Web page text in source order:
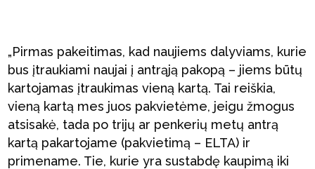
„Pirmas pakeitimas, kad naujiems dalyviams, kurie
bus įtraukiami naujai į antrąją pakopą – jiems būtų
kartojamas įtraukimas vieną kartą. Tai reiškia,
vieną kartą mes juos pakvietėme, jeigu žmogus
atsisakė, tada po trijų ar penkerių metų antrą
kartą pakartojame (pakvietimą – ELTA) ir
primename. Tie, kurie yra sustabdę kaupimą iki